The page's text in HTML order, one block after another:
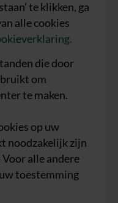
te klikken, ga
alle cookies
die door
om
te maken.
op uw
noodzakelijk zijn
alle andere
toestemming